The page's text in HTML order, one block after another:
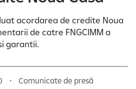
i
s
e
n
l
c
l
i
t
acordarea de credite Noua
de catre FNGCIMM a
garantii.
Comunicate de presă